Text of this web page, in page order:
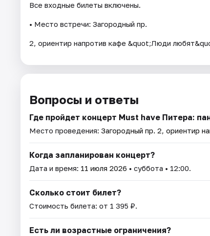
Все входные билеты включены.
• Место встречи: Загородный пр.
2, ориентир напротив кафе &quot;Люди
Вопросы и ответы
Где пройдет концерт Must have Питера:
Место проведения: Загородный пр. 2, ориентир
Когда запланирован концерт?
Дата и время: 11 июля 2026 • суббота • 12:00.
Сколько стоит билет?
Стоимость билета: от 1 395 ₽.
Есть ли возрастные ограничения?